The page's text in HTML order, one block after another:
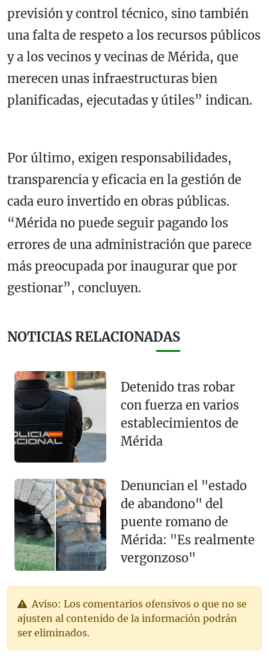
previsión y control técnico, sino también
una falta de respeto a los recursos públicos
y a los vecinos y vecinas de Mérida, que
merecen unas infraestructuras bien
planificadas, ejecutadas y útiles” indican.
Por último, exigen responsabilidades,
transparencia y eficacia en la gestión de
cada euro invertido en obras públicas.
“Mérida no puede seguir pagando los
errores de una administración que parece
más preocupada por inaugurar que por
gestionar”, concluyen.
NOTICIAS RELACIONADAS
Detenido tras robar
con fuerza en varios
establecimientos de
Mérida
Denuncian el "estado
de abandono" del
puente romano de
Mérida: "Es realmente
vergonzoso"
Aviso: Los comentarios ofensivos o que no se
ajusten al contenido de la información podrán
ser eliminados.